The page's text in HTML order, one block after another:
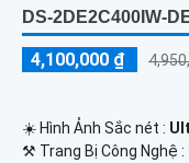
DS-2DE2C400IW-
4,100,000 ₫
☀️ Hình Ảnh Sắc nét :
⚒ Trang Bị Công Nghệ :